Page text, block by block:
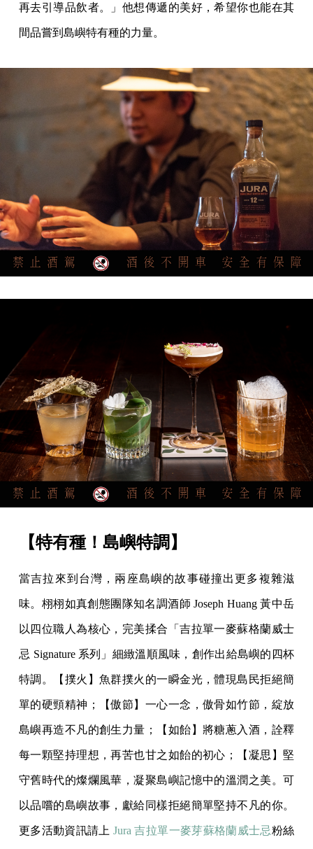
再去引導品飲者。」他想傳遞的美好，希望你也能在其
間品嘗到島嶼特有種的力量。
【特有種！島嶼特調】
當吉拉來到台灣，兩座島嶼的故事碰撞出更多複雜滋
味。栩栩如真創態團隊知名調酒師 Joseph Huang 黃中岳
以四位職人為核心，完美揉合「吉拉單一麥蘇格蘭威士
忌 Signature 系列」細緻溫順風味，創作出給島嶼的四杯
特調。【撲火】魚群撲火的一瞬金光，體現島民拒絕簡
單的硬頸精神；【傲節】一心一念，傲骨如竹節，綻放
島嶼再造不凡的創生力量；【如飴】將糖蔥入酒，詮釋
每一顆堅持理想，再苦也甘之如飴的初心；【凝思】堅
守舊時代的燦爛風華，凝聚島嶼記憶中的溫潤之美。可
以品嚐的島嶼故事，獻給同樣拒絕簡單堅持不凡的你。
更多活動資訊請上Jura 吉拉單一麥芽蘇格蘭威士忌粉絲